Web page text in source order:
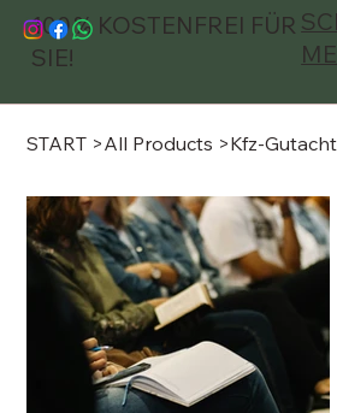
100 % KOSTENFREI FÜR
SIE!
START >All Products >Kfz-